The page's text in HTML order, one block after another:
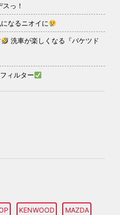
っ！
なるニオイに
洗車が楽しくなる『バケツド
ィルター
KENWOOD MAZDA